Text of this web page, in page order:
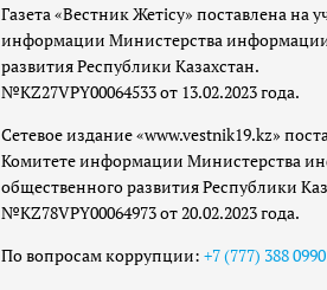
Газета «Вестник Жетісу» поставлена на
информации Министерства
развития Республики Казахстан.
№KZ27VPY00064533 от 13.02.2023 года.
Сетевое издание «www.vestnik19.kz»
Комитете информации Министерства
общественного развития Республики
№KZ78VPY00064973 от 20.02.2023 года.
По вопросам коррупции: +7 (777) 388 0990